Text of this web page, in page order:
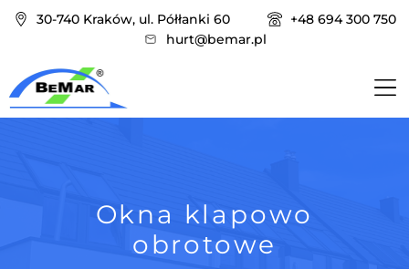
30-740 Kraków, ul. Półłanki 60
+48 694 300 750
hurt@bemar.pl
Okna klapowo
obrotowe